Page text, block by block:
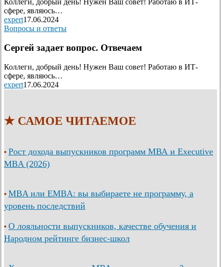
Коллеги, добрый день! Нужен Ваш совет! Работаю в ИТ-
сфере, являюсь…
expert17.06.2024
Вопросы и ответы
Сергей задает вопрос. Отвечаем
Коллеги, добрый день! Нужен Ваш совет! Работаю в ИТ-
сфере, являюсь…
expert17.06.2024
★ САМОЕ ЧИТАЕМОЕ
• Рост дохода выпускников программ МВА и Executive
MBA (2026)
• MBA или EMBA: вы выбираете не программу, а
уровень последствий
• О лояльности выпускников, качестве обучения и
Народном рейтинге бизнес-школ